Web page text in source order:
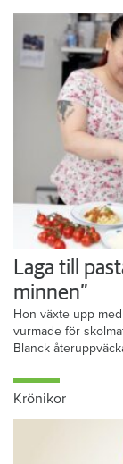
Laga till
minnen”
Hon växte upp
vurmade för
Blanck
Krönikor